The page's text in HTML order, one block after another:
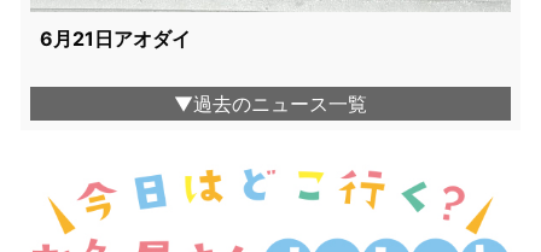
6月21日アオダイ
▼過去のニュース一覧